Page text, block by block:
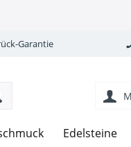
Garantie
Edelsteine